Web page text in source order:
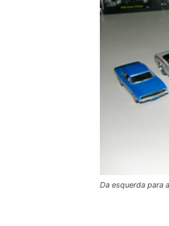
Da esquerda para